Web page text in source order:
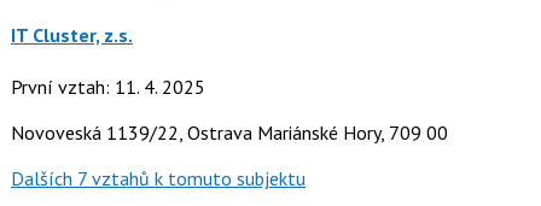
IT Cluster, z.s.
První vztah: 11. 4. 2025
Novoveská 1139/22, Ostrava Mariánské Hory, 709 00
Dalších 7 vztahů k tomuto subjektu